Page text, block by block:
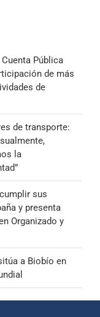
Pública
de más
de
de transporte:
la
sus
y presenta
Organizado y
a Biobío en